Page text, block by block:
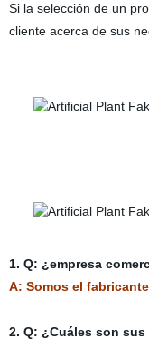
Si la selección de un
cliente acerca de sus
1. Q: ¿empresa
A: Somos el
2. Q: ¿Cuáles son